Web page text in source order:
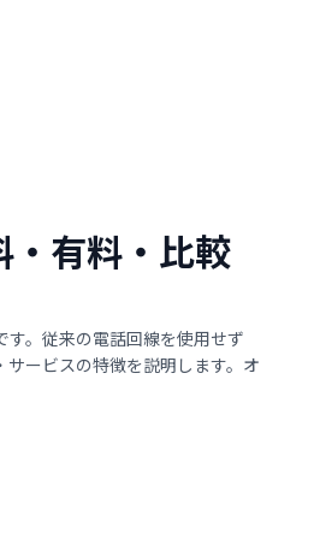
有料・比較
。従来の電話回線を使用せず
ービスの特徴を説明します。オ